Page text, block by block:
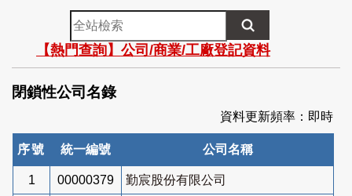
全
站
檢
索
【熱門查詢】公司/商業/工廠登記資料
閉鎖性公司名錄
資料更新頻率：即時
序號 統一編號 公司名稱
1 00000379 勤宸股份有限公司